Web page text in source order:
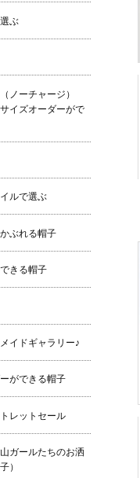
ぶ
ノーチャージ）
イズオーダーがで
ルで選ぶ
ぶれる帽子
きる帽子
イドギャラリー♪
ができる帽子
レットセール
ガールたちのお洒
）